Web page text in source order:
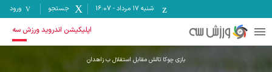
شنبه ۱۷ مرداد -
16:07 جستجو ورود
اپلیکیشن اندروید ورزش سه
بازی چوکا تالش مقابل استقلال ب زاهدان